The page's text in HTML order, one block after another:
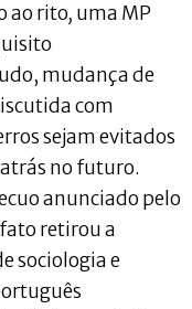
ao rito, uma MP
mudança de
com
sejam evitados
no futuro.
anunciado pelo
retirou a
sociologia e